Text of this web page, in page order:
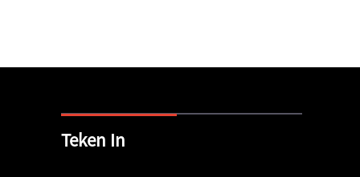
Teken In